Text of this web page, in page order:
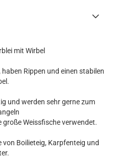
mit Wirbel
Rippen und einen stabilen
und werden sehr gerne zum
Weissfische verwendet.
von Boilieteig, Karpfenteig und